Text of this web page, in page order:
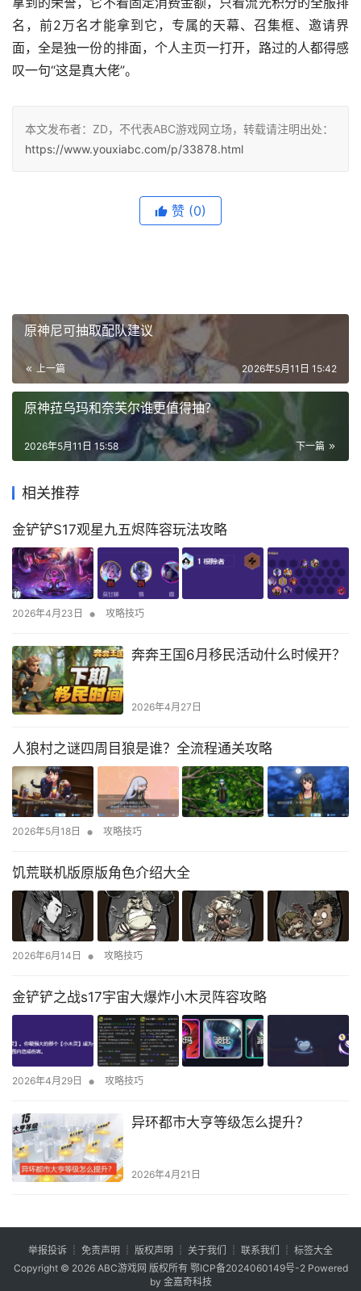
名，前2万名才能拿到它，专属的天幕、召集框、邀请界
面，全是独一份的排面，个人主页一打开，路过的人都得感
叹一句“这是真大佬”。
本文发布者：ZD，不代表ABC游戏网立场，转载请注明出处：
https://www.youxiabc.com/p/33878.html
赞 (0)
原神尼可抽取配队建议
上一篇 2026年5月11日 15:42
原神菈乌玛和奈芙尔谁更值得抽？
下一篇
2026年5月11日 15:58
相关推荐
金铲铲S17观星九五烬阵容玩法攻略
2026年4月23日 • 攻略技巧
奔奔王国6月移民活动什么时候开？
2026年4月27日
人狼村之谜四周目狼是谁？全流程通关攻略
2026年5月18日 • 攻略技巧
饥荒联机版原版角色介绍大全
2026年6月14日 • 攻略技巧
金铲铲之战s17宇宙大爆炸小木灵阵容攻略
2026年4月29日 • 攻略技巧
异环都市大亨等级怎么提升？
2026年4月21日
举报投诉 ┊ 免责声明 ┊ 版权声明 ┊ 关于我们 ┊ 联系我们 ┊ 标签大全
Copyright © 2026 ABC游戏网 版权所有 鄂ICP备2024060149号-2Powered
by 金嘉奇科技